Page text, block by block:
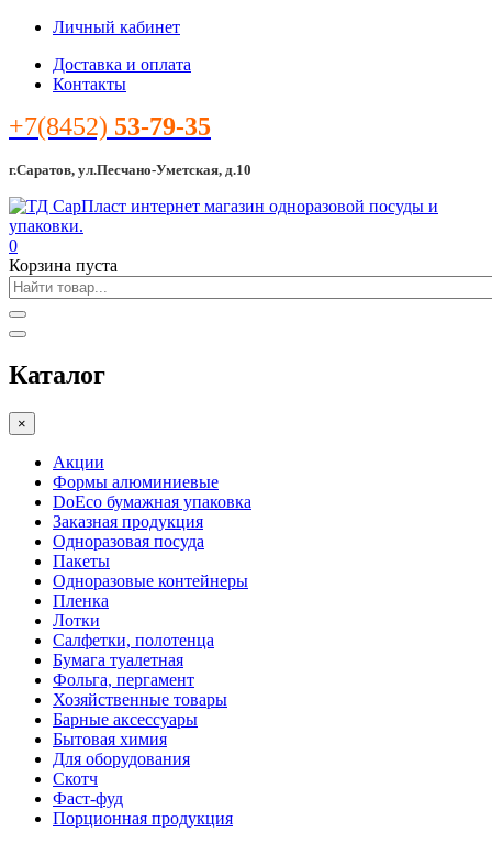
Личный кабинет
Доставка и оплата
Контакты
+7(8452) 53-79-35
г.Саратов, ул.Песчано-Уметская, д.10
0
Корзина пуста
Каталог
×
Акции
Формы алюминиевые
DoEco бумажная упаковка
Заказная продукция
Одноразовая посуда
Пакеты
Одноразовые контейнеры
Пленка
Лотки
Салфетки, полотенца
Бумага туалетная
Фольга, пергамент
Хозяйственные товары
Барные аксессуары
Бытовая химия
Для оборудования
Скотч
Фаст-фуд
Порционная продукция